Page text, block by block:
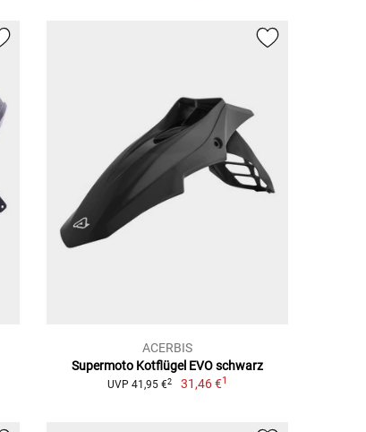
ACERBIS
Supermoto Kotflügel EVO schwarz
UVP 41,95 €2 31,46 €1